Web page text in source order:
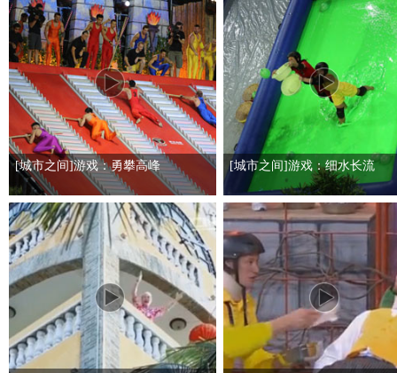
[城市之间]游戏：勇攀高峰 [城市之间]游戏：细水长流